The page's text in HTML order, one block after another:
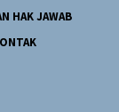
HAK JAWAB